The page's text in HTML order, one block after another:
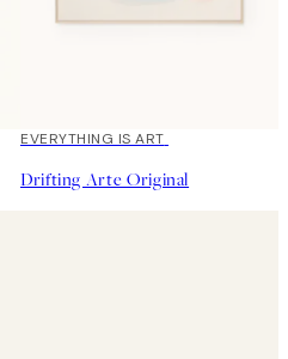
EVERYTHING IS ART
Drifting Arte Original